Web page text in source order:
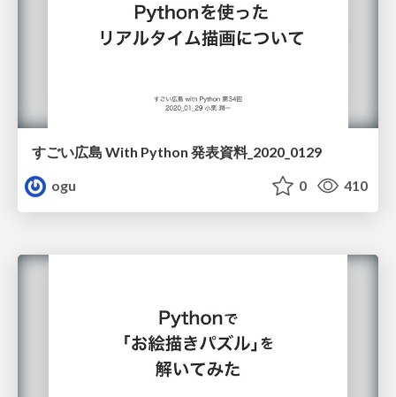
すごい広島 With Python 発表資料_2020_0129
ogu
0 410